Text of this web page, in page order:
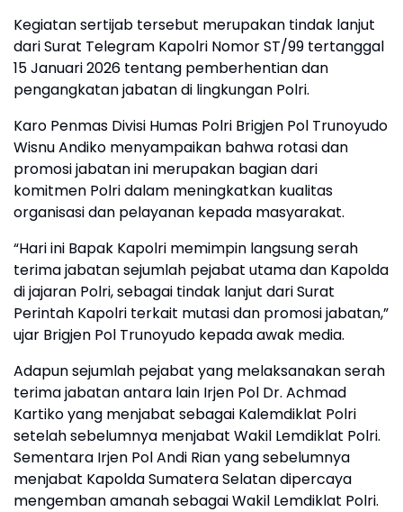
Kegiatan sertijab tersebut merupakan tindak lanjut
dari Surat Telegram Kapolri Nomor ST/99 tertanggal
15 Januari 2026 tentang pemberhentian dan
pengangkatan jabatan di lingkungan Polri.
Karo Penmas Divisi Humas Polri Brigjen Pol Trunoyudo
Wisnu Andiko menyampaikan bahwa rotasi dan
promosi jabatan ini merupakan bagian dari
komitmen Polri dalam meningkatkan kualitas
organisasi dan pelayanan kepada masyarakat.
“Hari ini Bapak Kapolri memimpin langsung serah
terima jabatan sejumlah pejabat utama dan Kapolda
di jajaran Polri, sebagai tindak lanjut dari Surat
Perintah Kapolri terkait mutasi dan promosi jabatan,”
ujar Brigjen Pol Trunoyudo kepada awak media.
Adapun sejumlah pejabat yang melaksanakan serah
terima jabatan antara lain Irjen Pol Dr. Achmad
Kartiko yang menjabat sebagai Kalemdiklat Polri
setelah sebelumnya menjabat Wakil Lemdiklat Polri.
Sementara Irjen Pol Andi Rian yang sebelumnya
menjabat Kapolda Sumatera Selatan dipercaya
mengemban amanah sebagai Wakil Lemdiklat Polri.